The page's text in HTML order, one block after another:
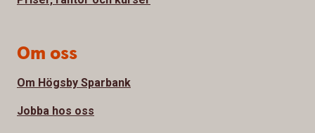
Om oss
Om Högsby Sparbank
Jobba hos oss